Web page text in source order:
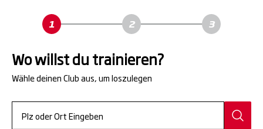
Wo willst du trainieren?
Wähle deinen Club aus, um loszulegen